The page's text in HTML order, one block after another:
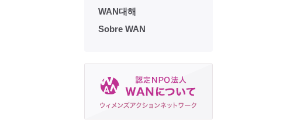
WAN대해
Sobre WAN